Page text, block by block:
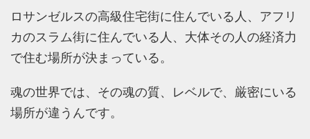
ロサンゼルスの高級住宅街に住んでいる人、アフリ
カのスラム街に住んでいる人、大体その人の経済力
で住む場所が決まっている。
魂の世界では、その魂の質、レベルで、厳密にいる
場所が違うんです。